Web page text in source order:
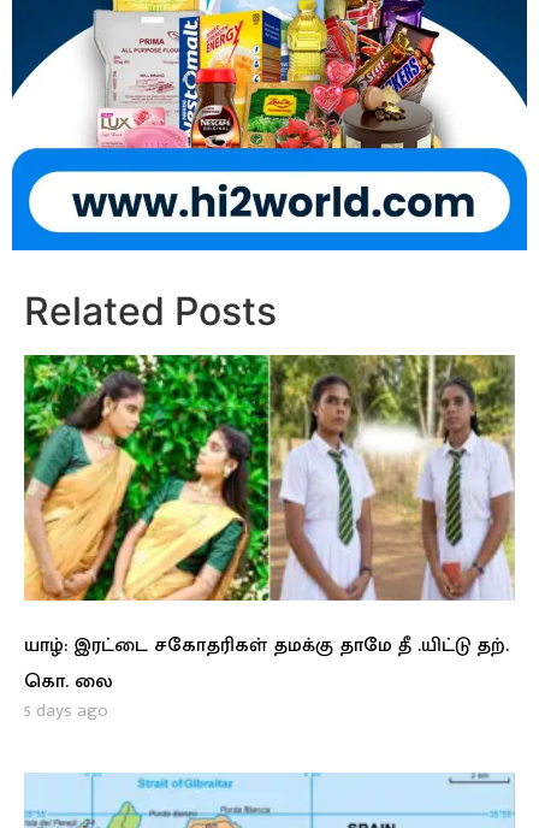
Related Posts
யாழ்: இரட்டை சகோதரிகள் தமக்கு தாமே தீ .யிட்டு தற்.
கொ. லை
5 days ago